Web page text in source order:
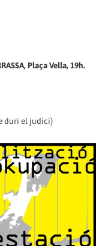
Plaça Vella, 19h.
duri el judici)